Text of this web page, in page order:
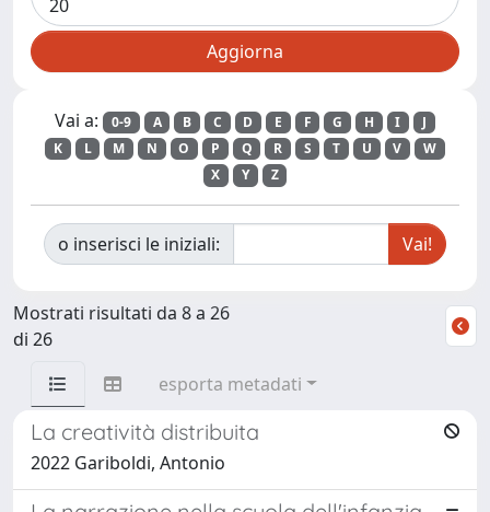
Vai a: 0-9 A B C D E F G H I
J
K
L M N O P Q R S T U V
W
X
Y Z
o inserisci le iniziali:
Mostrati risultati da 8 a 26
di 26
esporta metadati
La creatività distribuita
2022 Gariboldi, Antonio